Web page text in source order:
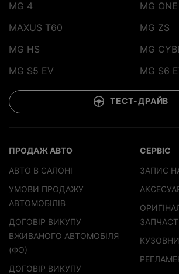
MG 4
MG ONE
MAXUS T60
MG ZS
MG HS
MG
MG S5 EV
MG S6
ТЕСТ-ДРАЙВ
ПРОДАЖ АВТО
АВТО В САЛОНІ
УМОВИ ПРОДАЖУ
АВТОМОБІЛІВ
ДОГОВІР ВИКУПУ
ВЖИВАНОГО АВТОМОБІЛЯ
(ФО)
ДОГОВІР ВИКУПУ
СЕРВІС
ЗАПИС